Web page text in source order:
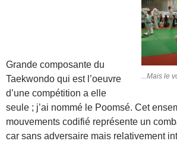
...Mais le
Grande composante du
Taekwondo qui est l’oeuvre
d’une compétition a elle
seule ; j’ai nommé le Poomsé. Cet
mouvements codifié représente un
car sans adversaire mais relativement